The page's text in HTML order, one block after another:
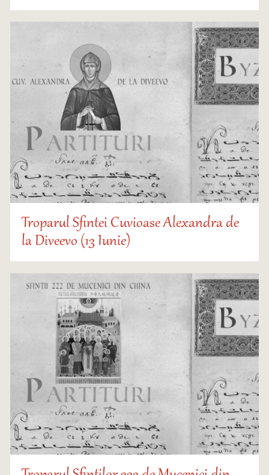
Troparul Sfintei Cuvioase Alexandra de
la Diveevo (13 Iunie)